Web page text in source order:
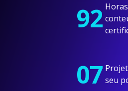
92
07 seu